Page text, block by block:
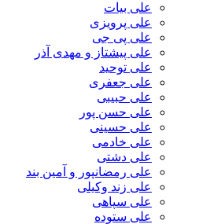
علی بیات
علی پرویزی
علی پی جی
علی پیشتاز و مهدی آذر
علی توحید
علی جعفری
علی حبیبی
علی حسن پور
علی حسینی
علی خادمی
علی دشتی
علی رمضانپور و آمین بند
علی زند وکیلی
علی سپاهی
علی ستوده